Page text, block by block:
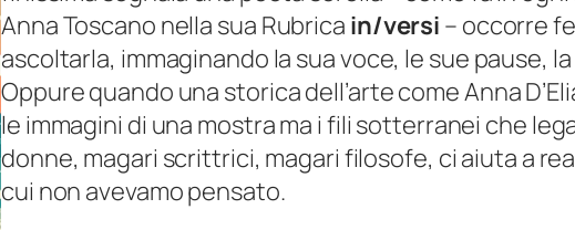
Anna Toscano nella sua Rubrica in/versi – occorre
ascoltarla, immaginando la sua voce, le sue pause,
Oppure quando una storica dell’arte come Anna
le immagini di una mostra ma i fili sotterranei che
donne, magari scrittrici, magari filosofe, ci aiuta a
cui non avevamo pensato.